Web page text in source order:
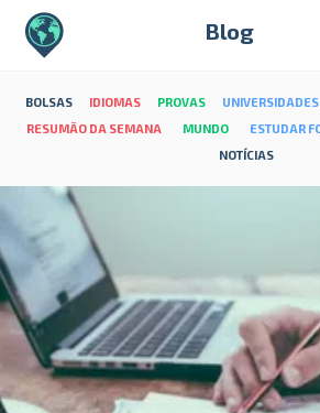
Blog
BOLSAS IDIOMAS PROVAS UNIVERSIDADES
RESUMÃO DA SEMANA
MUNDO ESTUDAR
NOTÍCIAS